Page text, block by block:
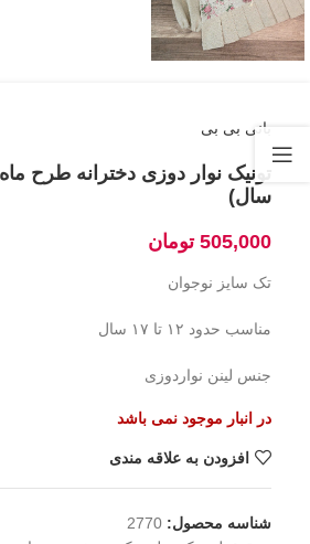
بانی بی بی
سال)
505,000 تومان
تک سایز نوجوان
مناسب حدود ۱۲ تا ۱۷ سال
جنس لینن نواردوزی
در انبار موجود نمی باشد
افزودن به علاقه مندی
شناسه محصول: 2770